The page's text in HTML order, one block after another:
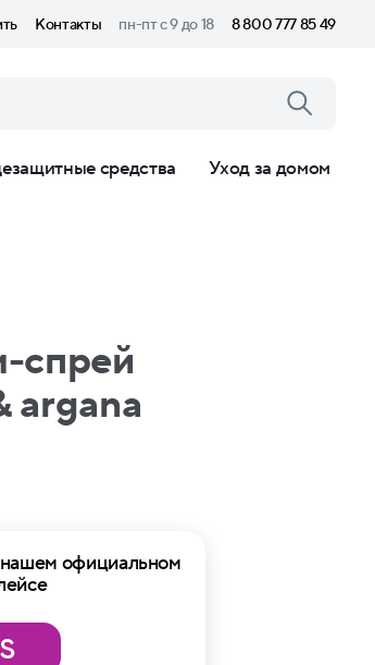
Контакты пн-пт с 9 до 18 8 800 777 85 49
средства
Уход за домом
спрей
argana
официальном